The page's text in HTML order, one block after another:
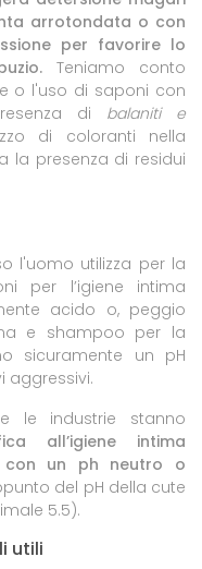
arrotondata o con
per favorire lo
Teniamo conto
o l'uso di saponi con
di balaniti e
di coloranti nella
la presenza di residui
l'uomo utilizza per la
per l’igiene intima
acido o, peggio
e shampoo per la
sicuramente un pH
aggressivi.
le industrie stanno
all’igiene intima
con un ph neutro o
del pH della cute
5.5).
utili